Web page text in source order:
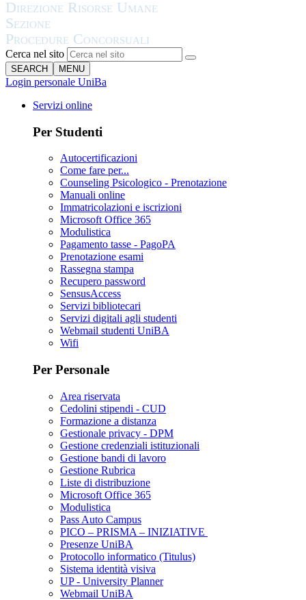
Cerca nel sito
SEARCH MENU
Login personale UniBa
Servizi online
Per Studenti
Autocertificazioni
Come fare per...
Counseling Psicologico - Prenotazione
Manuali online
Immatricolazioni e iscrizioni
Microsoft Office 365
Modulistica
Pagamento tasse - PagoPA
Prenotazione esami
Rassegna stampa
Recupero password
SensusAccess
Servizi bibliotecari
Servizi digitali agli studenti
Webmail studenti UniBA
Wifi
Per Personale
Area riservata
Cedolini stipendi - CUD
Formazione a distanza
Gestionale privacy - DPM
Gestione credenziali istituzionali
Gestione bandi di lavoro
Gestione Rubrica
Liste di distribuzione
Microsoft Office 365
Modulistica
Pass Auto Campus
PICO – PRISMA – INIZIATIVE
Presenze UniBA
Protocollo informatico (Titulus)
Sistema identità visiva
UP - University Planner
Webmail UniBA